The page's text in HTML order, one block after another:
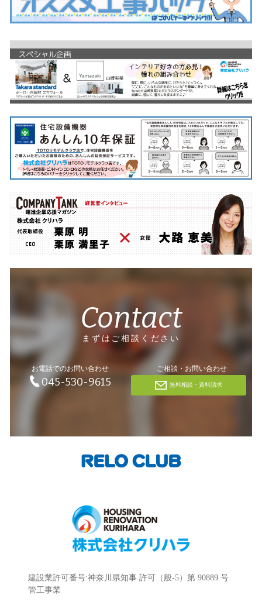
Contact
まずはご相談ください
お電話でのお問い合わせ
045-530-9615
ご相談・お問い合わせ
無料相談・資料請求
建設業許可番号:神奈川県知事 許可（般-5）第 90889 号
管工事業